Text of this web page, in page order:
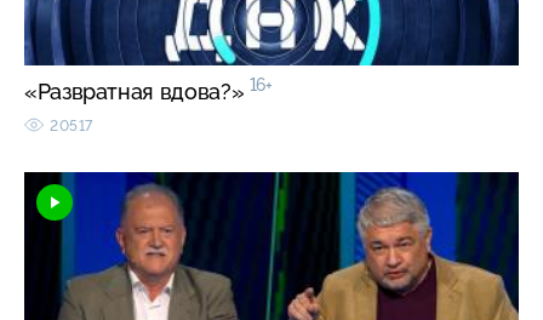
«Развратная вдова?» 16+
20517